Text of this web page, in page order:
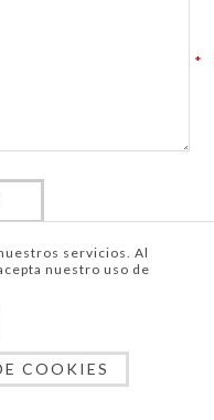
*
Todos los derechos
servicios. Al
nuestro uso de
COOKIES